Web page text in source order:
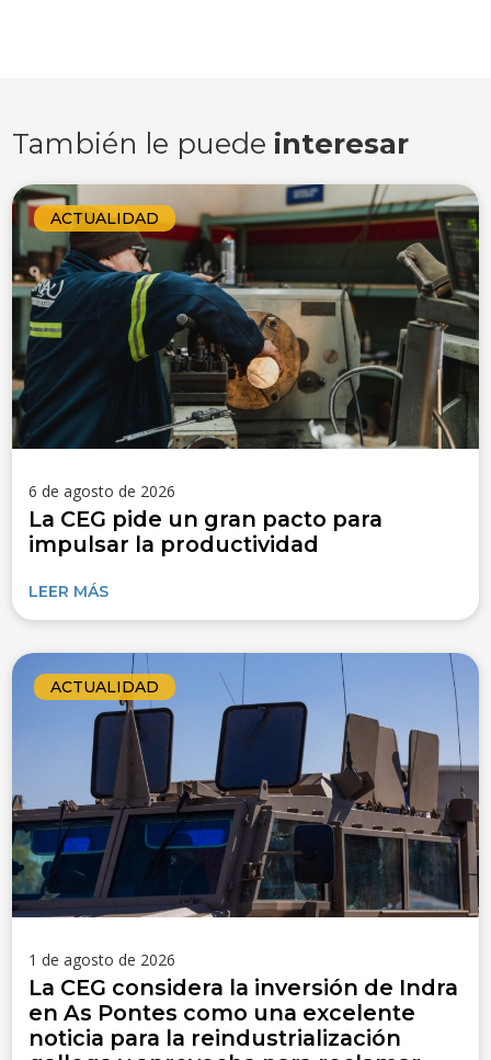
También le puede interesar
ACTUALIDAD
6 de agosto de 2026
La CEG pide un gran pacto para
impulsar la productividad
LEER MÁS
ACTUALIDAD
1 de agosto de 2026
La CEG considera la inversión de Indra
en As Pontes como una excelente
noticia para la reindustrialización